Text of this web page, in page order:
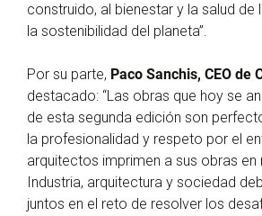
construido, al bienestar y la salud de
la sostenibilidad del planeta”.
Por su parte, Paco Sanchis, CEO de
destacado: “Las obras que hoy se
de esta segunda edición son
la profesionalidad y respeto por el
arquitectos imprimen a sus obras en
Industria, arquitectura y sociedad
juntos en el reto de resolver los